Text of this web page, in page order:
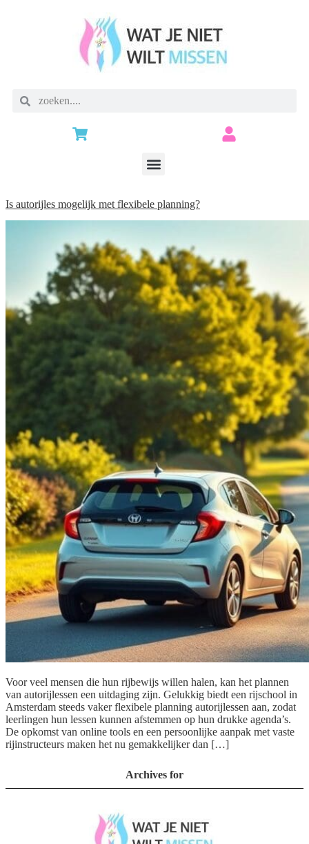
Is autorijles mogelijk met flexibele planning?
Voor veel mensen die hun rijbewijs willen halen, kan het plannen
van autorijlessen een uitdaging zijn. Gelukkig biedt een rijschool in
Amsterdam steeds vaker flexibele planning autorijlessen aan, zodat
leerlingen hun lessen kunnen afstemmen op hun drukke agenda’s.
De opkomst van online tools en een persoonlijke aanpak met vaste
rijinstructeurs maken het nu gemakkelijker dan […]
Archives for